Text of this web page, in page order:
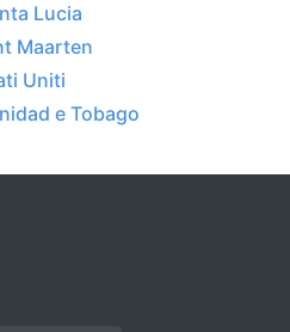
Lucia
Maarten
Uniti
e Tobago